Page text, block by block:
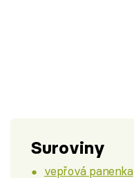
Suroviny
vepřová panenka